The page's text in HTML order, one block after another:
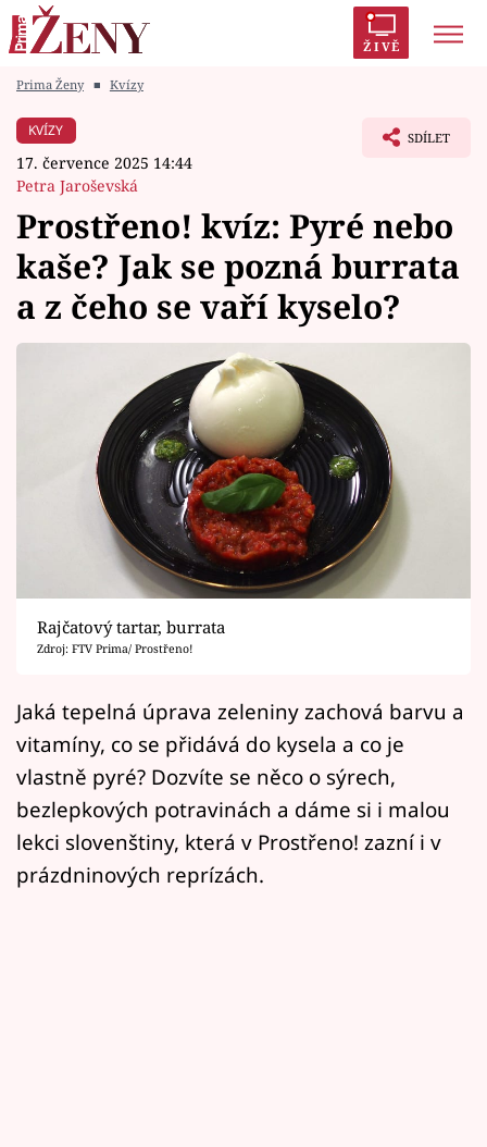
ŽIVĚ
Módní alarm
Témata
Celebrity
Seriály
Horoskopy
Sledujte prima+
Filmový festival Karlovy Vary
Pořady
Mámy sobě
Přihlášení
Sledujte nás
Prima Ženy ■ Kvízy
KVÍZY
17. července 2025 14:44
Petra Jaroševská
SDÍLET
Prostřeno! kvíz: Pyré nebo
kaše? Jak se pozná burrata
a z čeho se vaří kyselo?
Rajčatový tartar, burrata
Zdroj: FTV Prima/ Prostřeno!
Jaká tepelná úprava zeleniny zachová barvu a
vitamíny, co se přidává do kysela a co je
vlastně pyré? Dozvíte se něco o sýrech,
bezlepkových potravinách a dáme si i malou
lekci slovenštiny, která v Prostřeno! zazní i v
prázdninových reprízách.